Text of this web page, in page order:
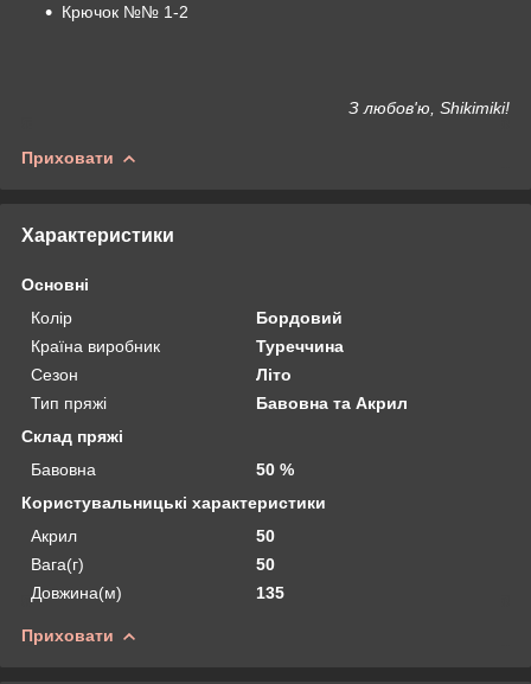
Крючок №№ 1-2
З любов'ю, Shikimiki!
Приховати
Характеристики
Основні
Колір
Бордовий
Країна виробник
Туреччина
Сезон
Літо
Тип пряжі
Бавовна та Акрил
Склад пряжі
Бавовна
50 %
Користувальницькі характеристики
Акрил
50
Вага(г)
50
Довжина(м)
135
Приховати